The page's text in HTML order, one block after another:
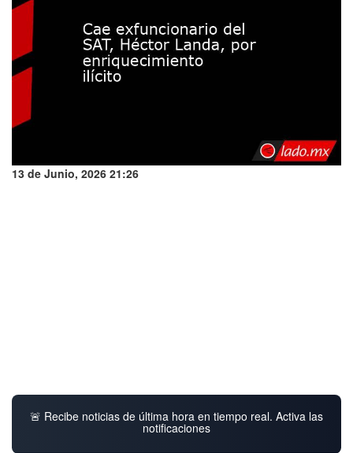
13 de Junio, 2026 21:26
🚨 Recibe noticias de última hora en tiempo real. Activa las
notificaciones